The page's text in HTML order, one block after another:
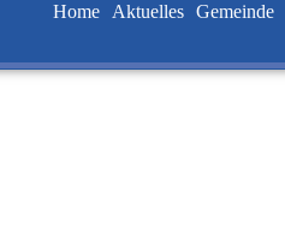
Home Aktuelles Gemeinde